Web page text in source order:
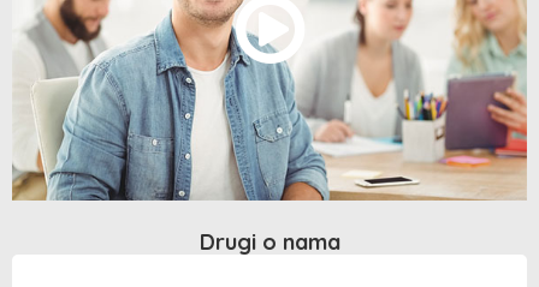
Drugi o nama